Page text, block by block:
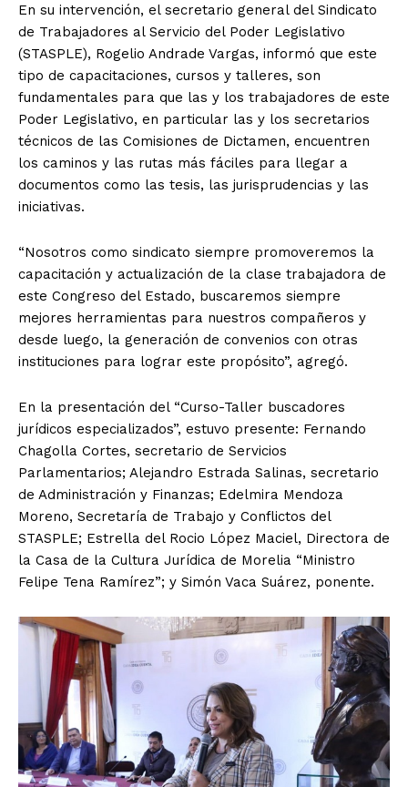
En su intervención, el secretario general del Sindicato
de Trabajadores al Servicio del Poder Legislativo
(STASPLE), Rogelio Andrade Vargas, informó que este
tipo de capacitaciones, cursos y talleres, son
fundamentales para que las y los trabajadores de este
Poder Legislativo, en particular las y los secretarios
técnicos de las Comisiones de Dictamen, encuentren
los caminos y las rutas más fáciles para llegar a
documentos como las tesis, las jurisprudencias y las
iniciativas.
“Nosotros como sindicato siempre promoveremos la
capacitación y actualización de la clase trabajadora de
este Congreso del Estado, buscaremos siempre
mejores herramientas para nuestros compañeros y
desde luego, la generación de convenios con otras
instituciones para lograr este propósito”, agregó.
En la presentación del “Curso-Taller buscadores
jurídicos especializados”, estuvo presente: Fernando
Chagolla Cortes, secretario de Servicios
Parlamentarios; Alejandro Estrada Salinas, secretario
de Administración y Finanzas; Edelmira Mendoza
Moreno, Secretaría de Trabajo y Conflictos del
STASPLE; Estrella del Rocio López Maciel, Directora de
la Casa de la Cultura Jurídica de Morelia “Ministro
Felipe Tena Ramírez”; y Simón Vaca Suárez, ponente.